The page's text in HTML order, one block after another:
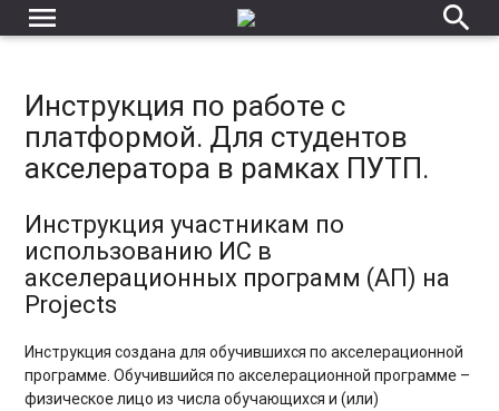
menu search
Инструкция по работе с
платформой. Для студентов
акселератора в рамках ПУТП.
Инструкция участникам по
использованию ИС в
акселерационных программ (АП) на
Projects
Инструкция создана для обучившихся по акселерационной
программе. Обучившийся по акселерационной программе –
физическое лицо из числа обучающихся и (или)